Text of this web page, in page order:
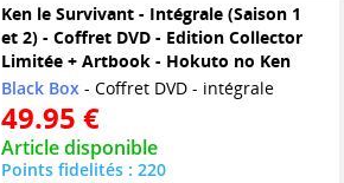
Ken le Survivant - Intégrale (Saison 1
et 2) - Coffret DVD - Edition Collector
Limitée + Artbook - Hokuto no Ken
Black Box - Coffret DVD - intégrale
49.95 €
Article disponible
Points fidelités : 220